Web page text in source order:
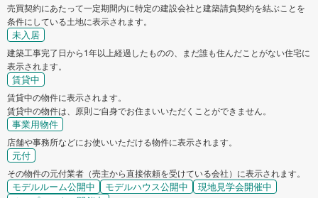
売買契約にあたって一定期間内に特定の建設会社と建築請負契約を結ぶことを
条件にしている土地に表示されます。
未入居
建築工事完了日から1年以上経過したものの、まだ誰も住んだことがない住宅に
表示されます。
賃貸中
賃貸中の物件に表示されます。
賃貸中の物件は、原則ご自身でお住まいいただくことができません。
事業用物件
店舗や事務所などにお使いいただける物件に表示されます。
元付
その物件の元付業者（売主から直接依頼を受けている会社）に表示されます。
モデルルーム公開中 モデルハウス公開中
現地見学会開催中